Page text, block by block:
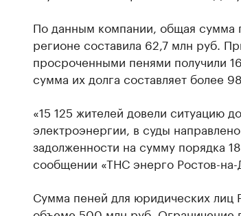
По данным компании, общая сумма
регионе составила 62,7 млн руб.
просроченными пенями получили
сумма их долга составляет более
«15 125 жителей довели ситуацию
электроэнергии, в суды
задолженности на сумму порядка
сообщении «ТНС энерго Ростов-на-
Сумма пеней для юридических лиц